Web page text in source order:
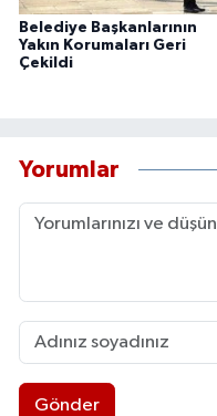
Belediye Başkanlarının
Yakın Korumaları Geri
Çekildi
Yorumlar
Gönder